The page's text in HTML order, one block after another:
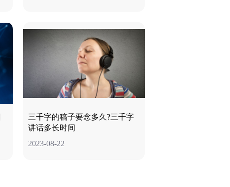
三千字的稿子要念多久?三千字
讲话多长时间
2023-08-22